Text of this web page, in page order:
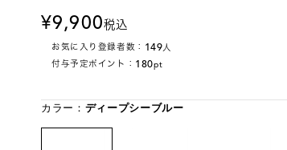
9,900税込
お気に入り登録者数： 149人
付与予定ポイント： 180pt
カラー： ディープシーブルー